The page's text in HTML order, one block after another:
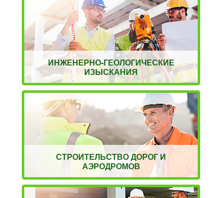
ИНЖЕНЕРНО-ГЕОЛОГИЧЕСКИЕ
ИЗЫСКАНИЯ
СТРОИТЕЛЬСТВО ДОРОГ И
АЭРОДРОМОВ